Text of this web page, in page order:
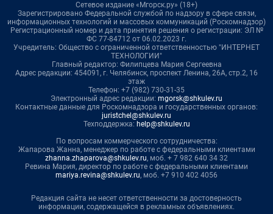
Сетевое издание «Мгорск.ру» (18+)
Зарегистрировано Федеральной службой по надзору в сфере связи,
информационных технологий и массовых коммуникаций (Роскомнадзор)
Регистрационный номер и дата принятия решения о регистрации: ЭЛ №
ФС 77-84712 от 06.02.2023 г.
Учредитель: Общество с ограниченной ответственностью "ИНТЕРНЕТ
ТЕХНОЛОГИИ"
Главный редактор: Филипцева Мария Сергеевна
Адрес редакции: 454091, г. Челябинск, проспект Ленина, 26А, стр.2, 16
этаж
Телефон: +7 (982) 730-31-35
Электронный адрес редакции: mgorsk@shkulev.ru
Контактные данные для Роскомнадзора и государственных органов:
juristchel@shkulev.ru
Техподдержка: help@shkulev.ru
По вопросам коммерческого сотрудничества:
Жапарова Жанна, менеджер по работе с федеральными клиентами
zhanna.zhaparova@shkulev.ru, моб. + 7 982 640 34 32
Ревина Мария, директор по работе с федеральными клиентами
mariya.revina@shkulev.ru, моб. +7 910 402 4056
Редакция сайта не несет ответственности за достоверность
информации, содержащейся в рекламных объявлениях.